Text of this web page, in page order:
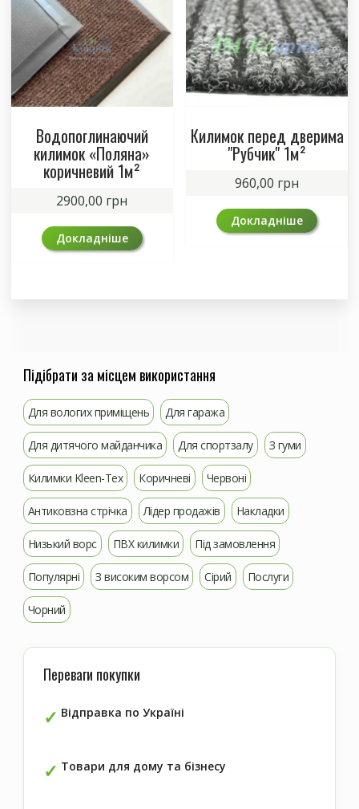
Водопоглинаючий
килимок «Поляна»
коричневий 1м²
2900,00 грн
Докладніше
Килимок перед дверима
"Рубчик" 1м²
960,00 грн
Докладніше
Підібрати за місцем використання
Для вологих приміщень Для гаража
Для дитячого майданчика Для спортзалу З гуми
Килимки Kleen-Tex Коричневі Червоні
Антиковзна стрічка Лідер продажів Накладки
Низький ворс ПВХ килимки Під замовлення
Популярні З високим ворсом Сірий Послуги
Чорний
Переваги покупки
Відправка по Україні
Товари для дому та бізнесу